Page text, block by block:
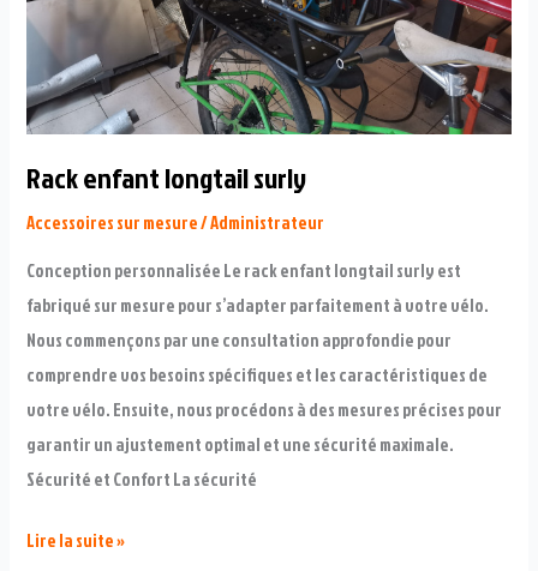
Rack enfant longtail surly
Accessoires sur mesure/Administrateur
Conception personnalisée Le rack enfant longtail surly est
fabriqué sur mesure pour s’adapter parfaitement à votre vélo.
Nous commençons par une consultation approfondie pour
comprendre vos besoins spécifiques et les caractéristiques de
votre vélo. Ensuite, nous procédons à des mesures précises pour
garantir un ajustement optimal et une sécurité maximale.
Sécurité et Confort La sécurité
Rack
Lire la suite »